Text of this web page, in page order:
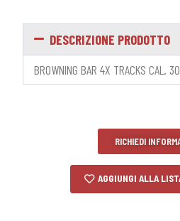
DESCRIZIONE PRODOTTO
BROWNING BAR 4X TRACKS CAL.
RICHIEDI
AGGIUNGI ALLA